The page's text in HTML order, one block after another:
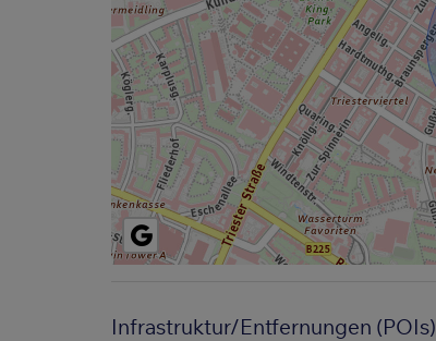
Infrastruktur/Entfernungen (POIs)